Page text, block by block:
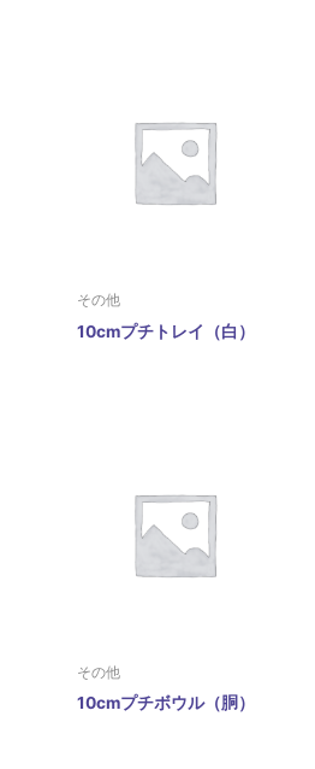
その他
10cmプチトレイ（白）
その他
10cmプチボウル（胴）